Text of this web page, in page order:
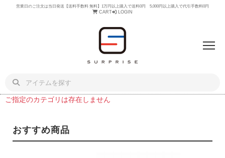
営業日のご注文は当日発送【送料手数料 無料】1万円以上購入で送料0円 5,000円以上購入で代引手数料0円
CART LOGIN
ご指定のカテゴリは存在しません
おすすめ商品